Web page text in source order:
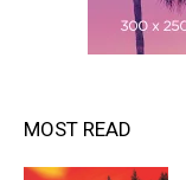
MOST READ